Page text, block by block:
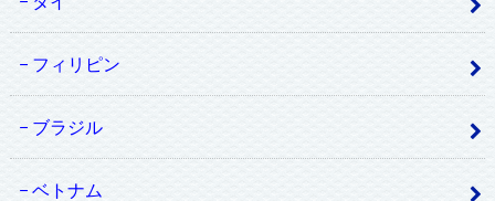
フィリピン
ブラジル
ベトナム